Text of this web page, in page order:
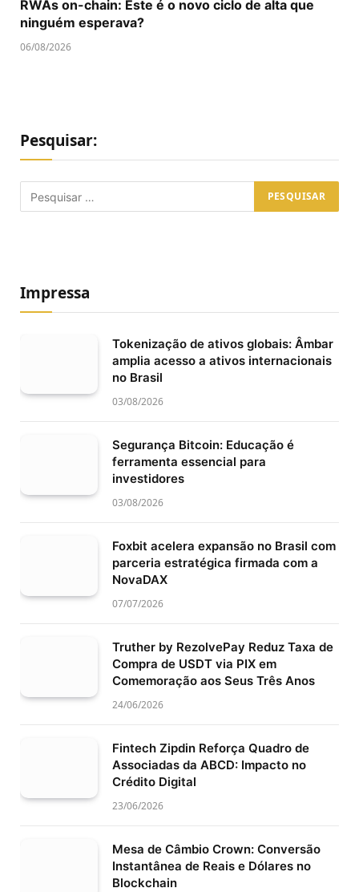
RWAs on-chain: Este é o novo ciclo de alta que
ninguém esperava?
06/08/2026
Pesquisar:
Impressa
Tokenização de ativos globais: Âmbar
amplia acesso a ativos internacionais
no Brasil
03/08/2026
Segurança Bitcoin: Educação é
ferramenta essencial para
investidores
03/08/2026
Foxbit acelera expansão no Brasil com
parceria estratégica firmada com a
NovaDAX
07/07/2026
Truther by RezolvePay Reduz Taxa de
Compra de USDT via PIX em
Comemoração aos Seus Três Anos
24/06/2026
Fintech Zipdin Reforça Quadro de
Associadas da ABCD: Impacto no
Crédito Digital
23/06/2026
Mesa de Câmbio Crown: Conversão
Instantânea de Reais e Dólares no
Blockchain